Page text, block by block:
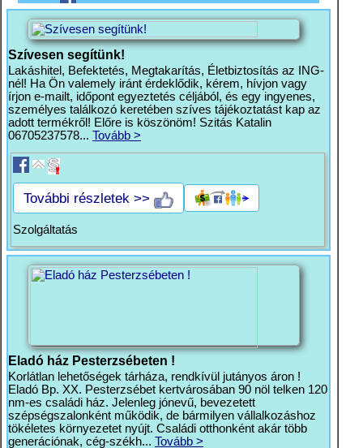
Szívesen segítünk!
Lakáshitel, Befektetés, Megtakarítás, Életbiztosítás az ING-
nél! Ha Ön valemely iránt érdeklődik, kérem, hívjon vagy
írjon e-mailt, időpont egyeztetés céljából, és egy ingyenes,
személyes találkozó keretében szíves tájékoztatást kap az
adott termékről! Előre is köszönöm! Szitás Katalin
06705237578... Tovább >
További részletek >>
Szolgáltatás
Eladó ház Pesterzsébeten !
Korlátlan lehetőségek tárháza, rendkívül jutányos áron !
Eladó Bp. XX. Pesterzsébet kertvárosában 90 nöl telken 120
nm-es családi ház. Jelenleg jónevű, bevezetett
szépségszalonként működik, de bármilyen vállalkozáshoz
tökéletes környezetet nyújt. Családi otthonként akár több
generációnak, cég-székh... Tovább >